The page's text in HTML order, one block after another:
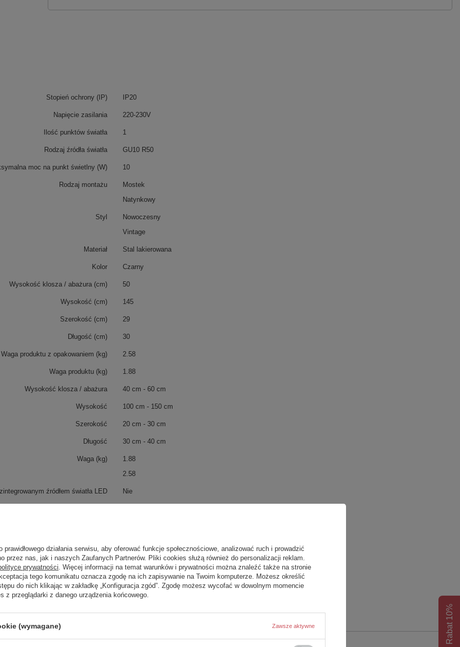
Stopień ochrony (IP) IP20
Napięcie zasilania 220-230V
Ilość punktów światła 1
Rodzaj źródła światła GU10 R50
moc na punkt świetlny (W) 10
Rodzaj montażu
Mostek
Natynkowy
Styl
Nowoczesny
Vintage
Materiał Stal lakierowana
Kolor Czarny
Wysokość klosza / abażura (cm) 50
Wysokość (cm) 145
Szerokość (cm) 29
Długość (cm) 30
Waga produktu z opakowaniem (kg) 2.58
Waga produktu (kg) 1.88
Wysokość klosza / abażura 40 cm - 60 cm
Wysokość 100 cm - 150 cm
Szerokość 20 cm - 30 cm
Długość 30 cm - 40 cm
Waga (kg)
1.88
2.58
źródłem światła LED Nie
Lokal
Stan magazynowy 0
Stan magazynowy planowany 0 ()
Rabat 10%
działania serwisu, aby oferować funkcje społecznościowe, analizować ruch i prowadzić
przez nas, jak i naszych Zaufanych Partnerów. Pliki cookies służą również do personalizacji reklam.
prywatności . Więcej informacji na temat warunków i prywatności można znaleźć także na stronie
tego komunikatu oznacza zgodę na ich zapisywanie na Twoim komputerze. Możesz określić
do nich klikając w zakładkę „Konfiguracja zgód”. Zgodę możesz wycofać w dowolnym momencie
z przeglądarki z danego urządzenia końcowego.
(wymagane) Zawsze aktywne